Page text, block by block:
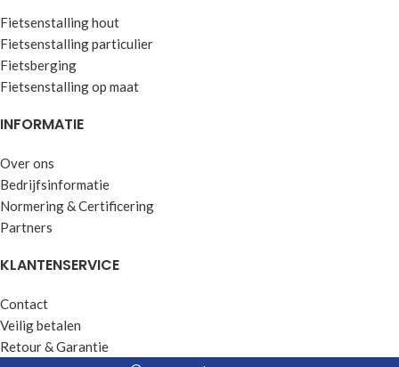
Fietsenstalling hout
Fietsenstalling particulier
Fietsberging
Fietsenstalling op maat
INFORMATIE
Over ons
Bedrijfsinformatie
Normering & Certificering
Partners
KLANTENSERVICE
Contact
Veilig betalen
Retour & Garantie